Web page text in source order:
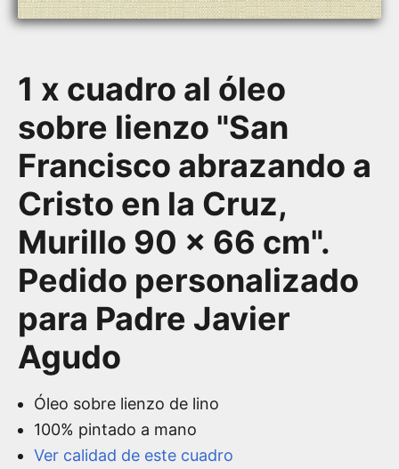
1 x cuadro al óleo
sobre lienzo "San
Francisco abrazando a
Cristo en la Cruz,
Murillo 90 x 66 cm".
Pedido personalizado
para Padre Javier
Agudo
Óleo sobre lienzo de lino
100% pintado a mano
Ver calidad de este cuadro